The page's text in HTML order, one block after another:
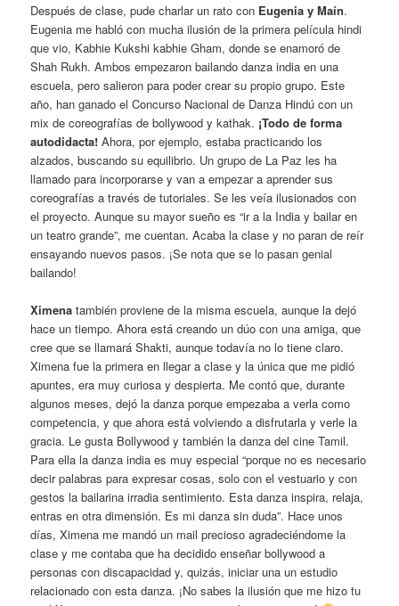
Después de clase, pude charlar un rato con Eugenia y Maín.
Eugenia me habló con mucha ilusión de la primera película hindi
que vio, Kabhie Kukshi kabhie Gham, donde se enamoró de
Shah Rukh. Ambos empezaron bailando danza india en una
escuela, pero salieron para poder crear su propio grupo. Este
año, han ganado el Concurso Nacional de Danza Hindú con un
mix de coreografías de bollywood y kathak. ¡Todo de forma
autodidacta! Ahora, por ejemplo, estaba practicando los
alzados, buscando su equilibrio. Un grupo de La Paz les ha
llamado para incorporarse y van a empezar a aprender sus
coreografías a través de tutoriales. Se les veía ilusionados con
el proyecto. Aunque su mayor sueño es “ir a la India y bailar en
un teatro grande”, me cuentan. Acaba la clase y no paran de reír
ensayando nuevos pasos. ¡Se nota que se lo pasan genial
bailando!
Ximena también proviene de la misma escuela, aunque la dejó
hace un tiempo. Ahora está creando un dúo con una amiga, que
cree que se llamará Shakti, aunque todavía no lo tiene claro.
Ximena fue la primera en llegar a clase y la única que me pidió
apuntes, era muy curiosa y despierta. Me contó que, durante
algunos meses, dejó la danza porque empezaba a verla como
competencia, y que ahora está volviendo a disfrutarla y verle la
gracia. Le gusta Bollywood y también la danza del cine Tamil.
Para ella la danza india es muy especial “porque no es necesario
decir palabras para expresar cosas, solo con el vestuario y con
gestos la bailarina irradia sentimiento. Esta danza inspira, relaja,
entras en otra dimensión. Es mi danza sin duda”. Hace unos
días, Ximena me mandó un mail precioso agradeciéndome la
clase y me contaba que ha decidido enseñar bollywood a
personas con discapacidad y, quizás, iniciar una un estudio
relacionado con esta danza. ¡No sabes la ilusión que me hizo tu